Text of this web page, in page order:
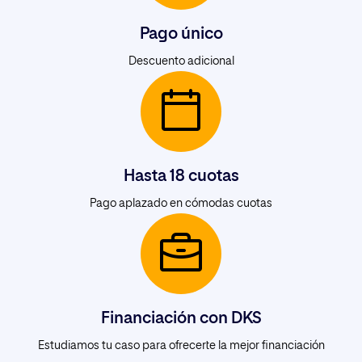
Telefónica Tech
Pago único
Descuento adicional
Hasta 18 cuotas
Pago aplazado en cómodas cuotas
Financiación con DKS
Estudiamos tu caso para ofrecerte la mejor financiación